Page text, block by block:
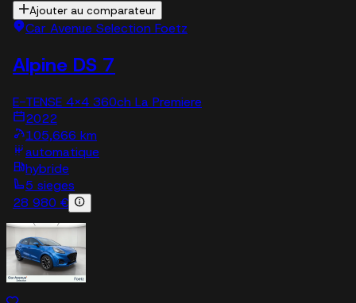
Ajouter au comparateur
Car Avenue Selection Foetz
Alpine DS 7
E-TENSE 4x4 360ch La Premiere
2022
105,666 km
automatique
hybride
5 sieges
28 980 €